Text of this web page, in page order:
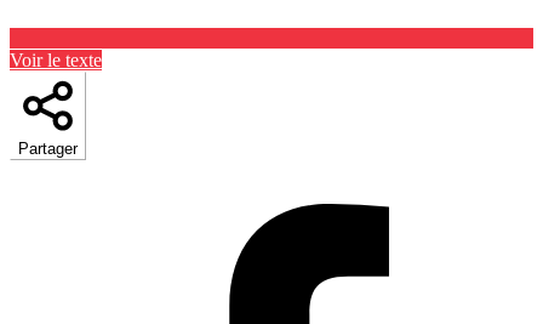
Voir le texte
Partager